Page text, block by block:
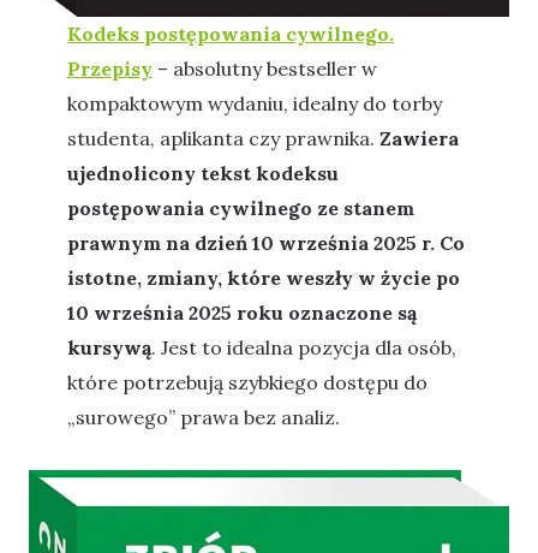
Kodeks postępowania cywilnego.
Przepisy – absolutny bestseller w
kompaktowym wydaniu, idealny do torby
studenta, aplikanta czy prawnika. Zawiera
ujednolicony tekst kodeksu
postępowania cywilnego ze stanem
prawnym na dzień 10 września 2025 r. Co
istotne, zmiany, które weszły w życie po
10 września 2025 roku oznaczone są
kursywą. Jest to idealna pozycja dla osób,
które potrzebują szybkiego dostępu do
„surowego” prawa bez analiz.